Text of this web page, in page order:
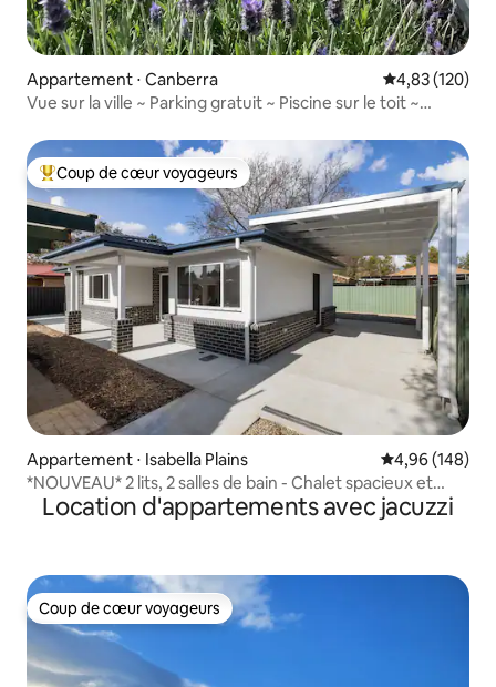
Appartement ⋅ Canberra Évaluation
4,83 (120)
Vue sur la ville ~ Parking gratuit ~ Piscine sur le toit ~
Coups de cœur voyageurs les plus appréciés
Coup de cœur voyageurs
Appartement ⋅ Isabella Plains Évaluation
4,96 (148)
*NOUVEAU* 2 lits, 2 salles de bain - Chalet spacieux et
élégant
Location d'appartements avec jacuzzi
Coup de cœur voyageurs
Coup de cœur voyageurs